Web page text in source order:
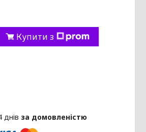
Купити з
днів за домовленістю